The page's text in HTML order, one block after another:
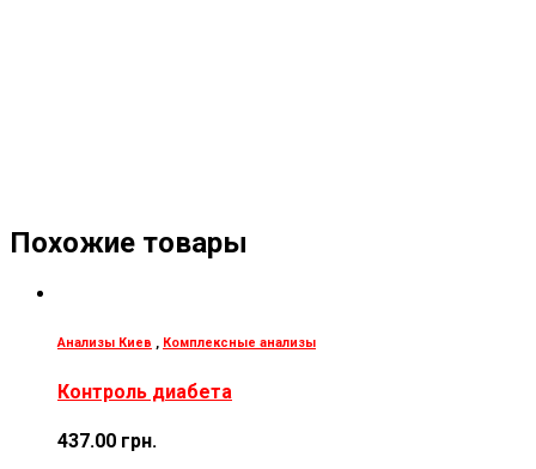
Похожие товары
Анализы Киев , Комплексные анализы
Контроль диабета
437.00 грн.